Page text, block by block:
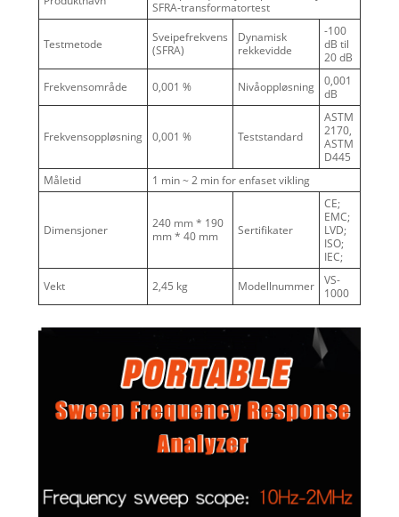
SFRA-transformatortest
Testmetode
Sveipefrekvens
(SFRA)
Dynamisk
rekkevidde
-100
dB til
20 dB
Frekvensområde
0,001 % Nivåoppløsning
0,001
dB
Frekvensoppløsning 0,001 % Teststandard
ASTM
2170,
ASTM
D445
Måletid
1 min ~ 2 min for enfaset vikling
Dimensjoner
240 mm * 190
mm * 40 mm
Sertifikater
CE;
EMC;
LVD;
ISO;
IEC;
Vekt
2,45 kg Modellnummer
VS-
1000